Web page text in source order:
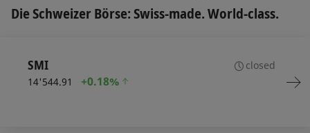
Die Schweizer Börse: Swiss-made. World-class.
closed
SMI
14'544.91 +0.18%